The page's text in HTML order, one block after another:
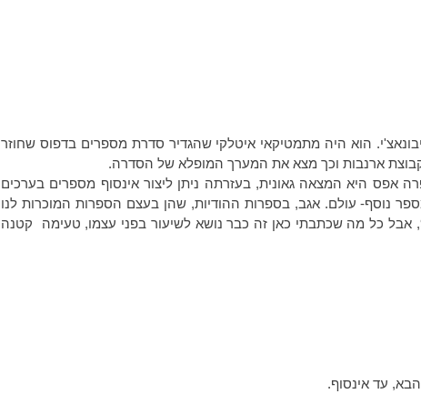
הוא היה מתמטיקאי איטלקי שהגדיר סדרת מספרים בדפוס שחוזר
ארנבות וכך מצא את המערך המופלא של הסדרה.
מהכלום, קרי הספרה 0 [ ספרה אפס היא המצאה גאונית, בעזרתה ניתן ליצור אינסוף מספרים בערכים
נוסף- עולם. אגב, בספרות ההודיות, שהן בעצם הספרות המוכרות לנו
כיום לא קיימת הספרה אפס, אלא מאחת עד 9, אבל כל מה שכתבתי כאן זה כבר נושא לשיעור בפני עצמו, טעימה קטנה
עד אינסוף.